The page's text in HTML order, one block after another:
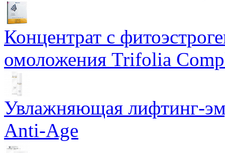
Концентрат с
омоложения Trifolia
Увлажняющая лифтинг-
Anti-Age